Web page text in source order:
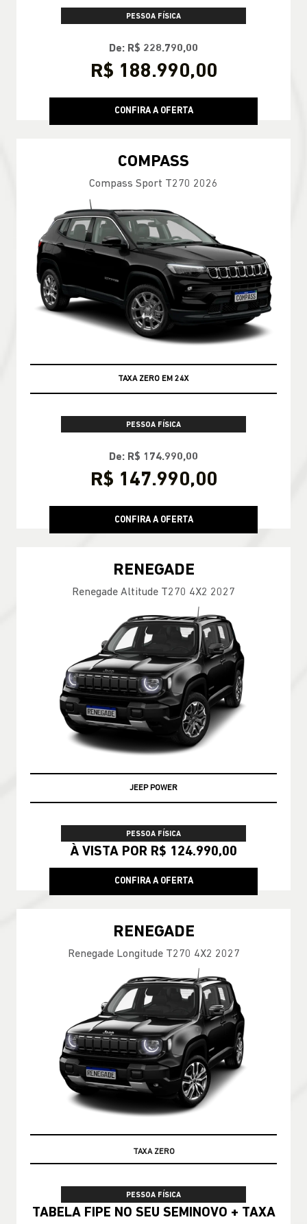
PESSOA FÍSICA
De: R$ 228.790,00
R$ 188.990,00
CONFIRA A OFERTA
COMPASS
Compass Sport T270 2026
TAXA ZERO EM 24X
PESSOA FÍSICA
De: R$ 174.990,00
R$ 147.990,00
CONFIRA A OFERTA
RENEGADE
Renegade Altitude T270 4X2 2027
JEEP POWER
PESSOA FÍSICA
À VISTA POR R$ 124.990,00
CONFIRA A OFERTA
RENEGADE
Renegade Longitude T270 4X2 2027
TABELA FIPE
PESSOA FÍSICA
TABELA FIPE NO SEU SEMINOVO + TAXA